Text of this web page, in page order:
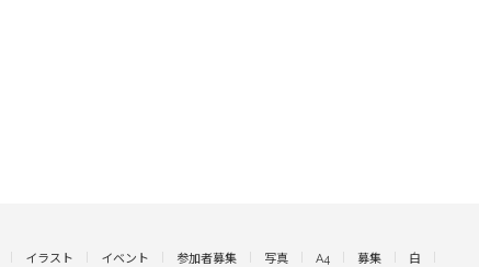
イラスト イベント 参加者募集 写真 A4 募集 白